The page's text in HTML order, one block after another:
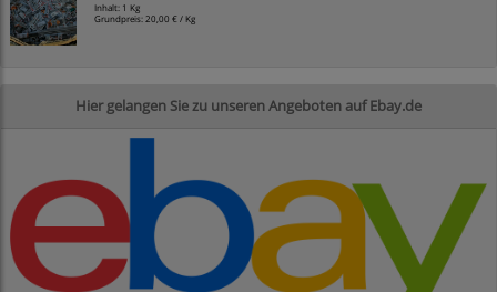
Inhalt: 1 Kg
Grundpreis: 20,00 € / Kg
Hier gelangen Sie zu unseren Angeboten auf Ebay.de